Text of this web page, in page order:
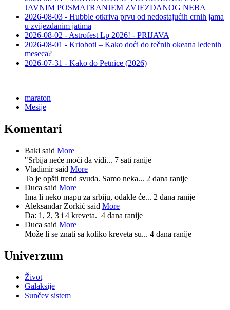
JAVNIM POSMATRANJEM ZVJEZDANOG NEBA
2026-08-03 - Hubble otkriva prvu od nedostajućih crnih jama
u zvijezdanim jatima
2026-08-02 - Astrofest Lp 2026! - PRIJAVA
2026-08-01 - Krioboti – Kako doći do tečnih okeana ledenih
meseca?
2026-07-31 - Kako do Petnice (2026)
maraton
Mesije
Komentari
Baki said More
"Srbija neće moći da vidi... 7 sati ranije
Vladimir said More
To je opšti trend svuda. Samo neka... 2 dana ranije
Duca said More
Ima li neko mapu za srbiju, odakle će... 2 dana ranije
Aleksandar Zorkić said More
Da: 1, 2, 3 i 4 kreveta. 4 dana ranije
Duca said More
Može li se znati sa koliko kreveta su... 4 dana ranije
Univerzum
Život
Galaksije
Sunčev sistem